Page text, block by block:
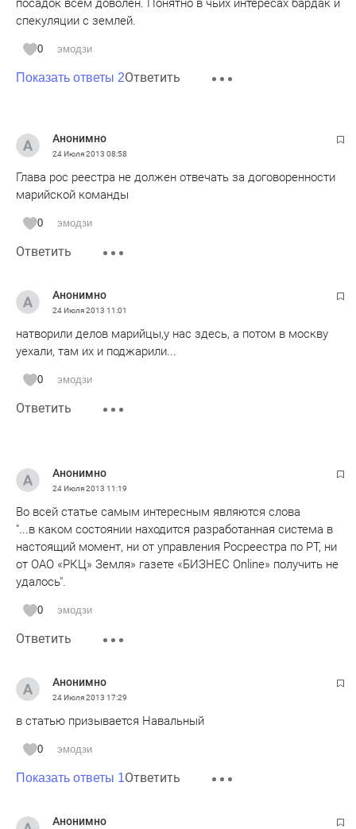
посадок всем доволен. Понятно в чьих интересах бардак и
спекуляции с землей.
0 эмодзи
Показать ответы 2Ответить
Анонимно
24 Июля 2013 08:58
Глава рос реестра не должен отвечать за договоренности
марийской команды
0 эмодзи
Ответить
Анонимно
24 Июля 2013 11:01
натворили делов марийцы,у нас здесь, а потом в москву
уехали, там их и поджарили...
0 эмодзи
Ответить
Анонимно
24 Июля 2013 11:19
Во всей статье самым интересным являются слова
"...в каком состоянии находится разработанная система в
настоящий момент, ни от управления Росреестра по РТ, ни
от ОАО «РКЦ» Земля» газете «БИЗНЕС Online» получить не
удалось".
0 эмодзи
Ответить
Анонимно
24 Июля 2013 17:29
в статью призывается Навальный
0 эмодзи
Показать ответы 1Ответить
Анонимно